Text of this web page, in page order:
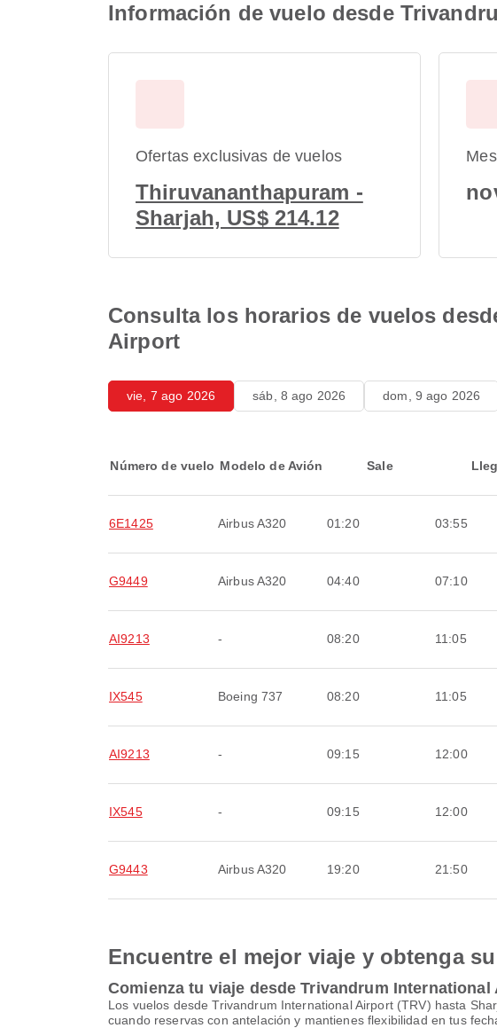
Información de vuelo desde
Ofertas exclusivas de vuelos
Thiruvananthapuram -
Sharjah, US$ 214.12
Consulta los horarios de vuelos
Airport
vie, 7 ago 2026 sáb, 8 ago 2026 dom, 9 ago 2026
Número de vuelo Modelo de Avión Sale
6E1425 Airbus A320 01:20 03:55
G9449 Airbus A320 04:40 07:10
AI9213 - 08:20 11:05
IX545 Boeing 737 08:20 11:05
AI9213 - 09:15 12:00
IX545 - 09:15 12:00
G9443 Airbus A320 19:20 21:50
Encuentre el mejor viaje y obtenga
Comienza tu viaje desde Trivandrum
Los vuelos desde Trivandrum International Airport (TRV) hasta
cuando reservas con antelación y mantienes flexibilidad en tus